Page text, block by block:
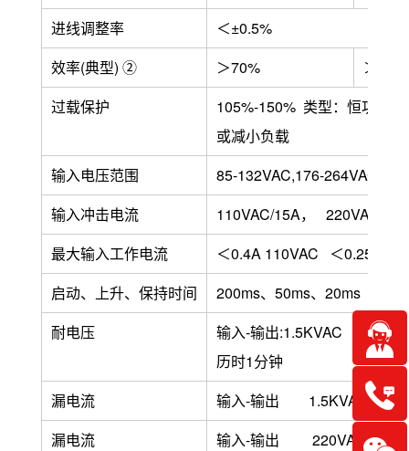
进线调整率
＜±0.5%
效率(典型) ②
＞70% ＞
过载保护
105%-150% 类型：恒功率型
或减小负载
输入电压范围
85-132VAC,176-264VAC,
输入冲击电流
110VAC/15A， 220VAC/30A
最大输入工作电流
＜0.4A 110VAC ＜0.25A
启动、上升、保持时间
200ms、50ms、20ms ：
耐电压
输入-输出:1.5KVAC 输入-
历时1分
漏电流
输入-输出 1.5KVAC时 ＜
漏电流
输入-输出 220VAC时 ＜